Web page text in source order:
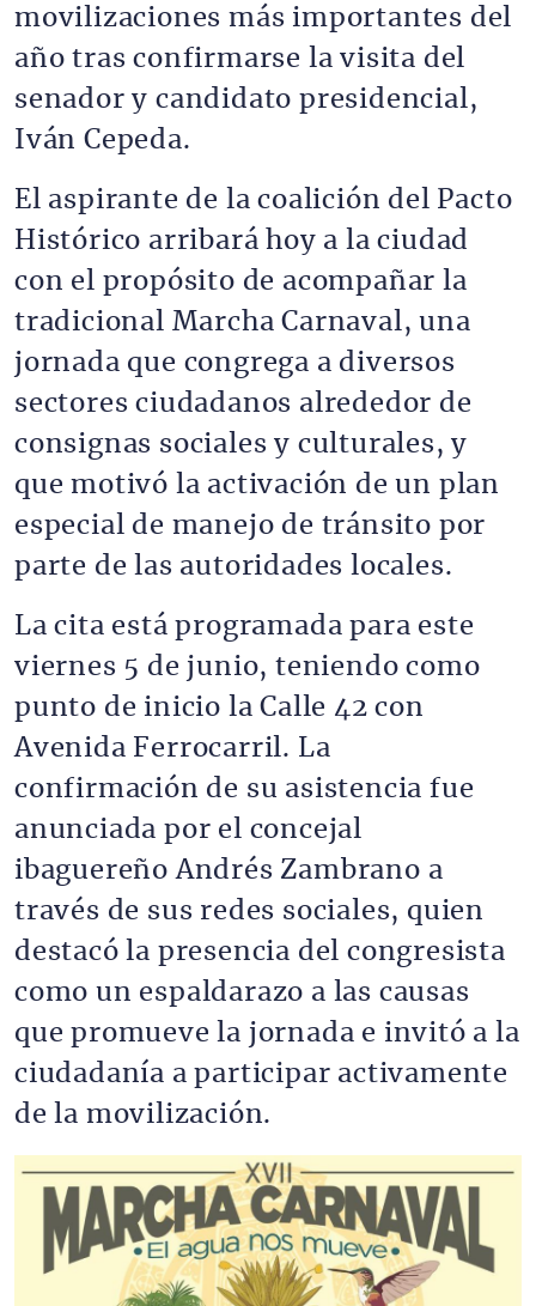
movilizaciones más importantes del
año tras confirmarse la visita del
senador y candidato presidencial,
Iván Cepeda.
El aspirante de la coalición del Pacto
Histórico arribará hoy a la ciudad
con el propósito de acompañar la
tradicional Marcha Carnaval, una
jornada que congrega a diversos
sectores ciudadanos alrededor de
consignas sociales y culturales, y
que motivó la activación de un plan
especial de manejo de tránsito por
parte de las autoridades locales.
La cita está programada para este
viernes 5 de junio, teniendo como
punto de inicio la Calle 42 con
Avenida Ferrocarril. La
confirmación de su asistencia fue
anunciada por el concejal
ibaguereño Andrés Zambrano a
través de sus redes sociales, quien
destacó la presencia del congresista
como un espaldarazo a las causas
que promueve la jornada e invitó a la
ciudadanía a participar activamente
de la movilización.
Imagen